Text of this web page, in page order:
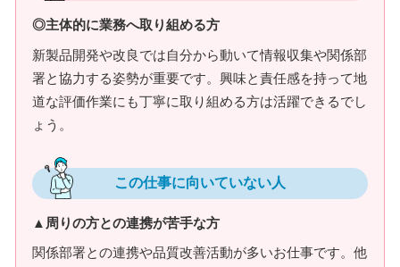
◎主体的に業務へ取り組める方
新製品開発や改良では自分から動いて情報収集や関係部
署と協力する姿勢が重要です。興味と責任感を持って地
道な評価作業にも丁寧に取り組める方は活躍できるでし
ょう。
この仕事に向いていない人
▲周りの方との連携が苦手な方
関係部署との連携や品質改善活動が多いお仕事です。他